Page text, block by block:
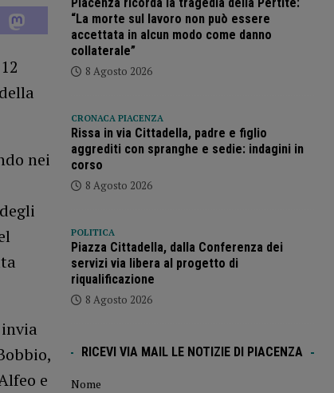
nei
e
“La morte sul lavoro non può essere
accettata in alcun modo come danno
collaterale”
8 Agosto 2026
CRONACA PIACENZA
Rissa in via Cittadella, padre e figlio
aggrediti con spranghe e sedie: indagini in
corso
8 Agosto 2026
POLITICA
Piazza Cittadella, dalla Conferenza dei
servizi via libera al progetto di
riqualificazione
8 Agosto 2026
RICEVI VIA MAIL LE NOTIZIE DI PIACENZA
Nome